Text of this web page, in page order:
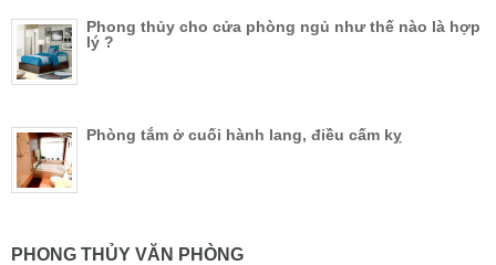
Phong thủy cho cửa phòng ngủ như thế nào là hợp
lý ?
Phòng tắm ở cuối hành lang, điều cấm kỵ
PHONG THỦY VĂN PHÒNG